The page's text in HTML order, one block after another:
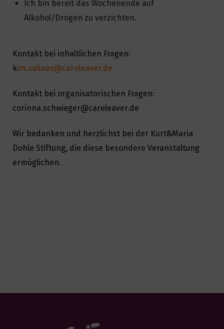
Ich bin bereit das Wochenende auf
Alkohol/Drogen zu verzichten.
Kontakt bei inhaltlichen Fragen:
kim.salinas@careleaver.de
Kontakt bei organisatorischen Fragen:
corinna.schwieger@careleaver.de
Wir bedanken und herzlichst bei der Kurt&Maria
Dohle Stiftung, die diese besondere Veranstaltung
ermöglichen.